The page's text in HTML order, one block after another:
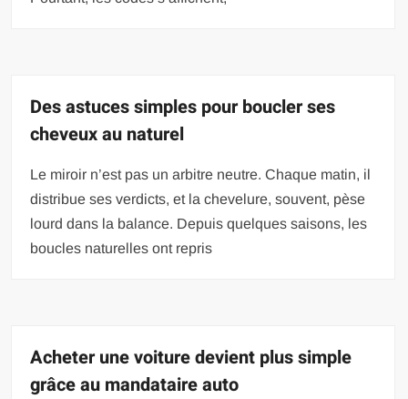
Des astuces simples pour boucler ses
cheveux au naturel
Le miroir n’est pas un arbitre neutre. Chaque matin, il
distribue ses verdicts, et la chevelure, souvent, pèse
lourd dans la balance. Depuis quelques saisons, les
boucles naturelles ont repris
Acheter une voiture devient plus simple
grâce au mandataire auto